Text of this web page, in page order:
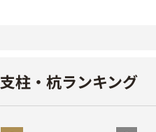
支柱・杭ランキング